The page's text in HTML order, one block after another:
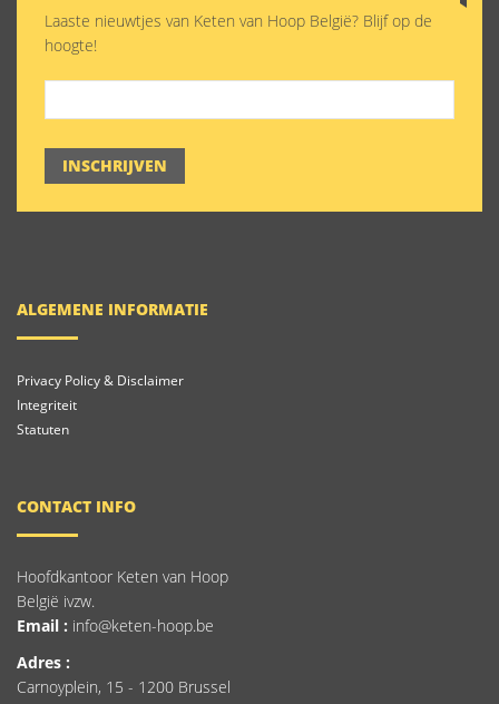
Laaste nieuwtjes van Keten van Hoop België? Blijf op de
hoogte!
INSCHRIJVEN
ALGEMENE INFORMATIE
Privacy Policy & Disclaimer
Integriteit
Statuten
CONTACT INFO
Hoofdkantoor Keten van Hoop
België ivzw.
Email : info@keten-hoop.be
Adres :
Carnoyplein, 15 - 1200 Brussel